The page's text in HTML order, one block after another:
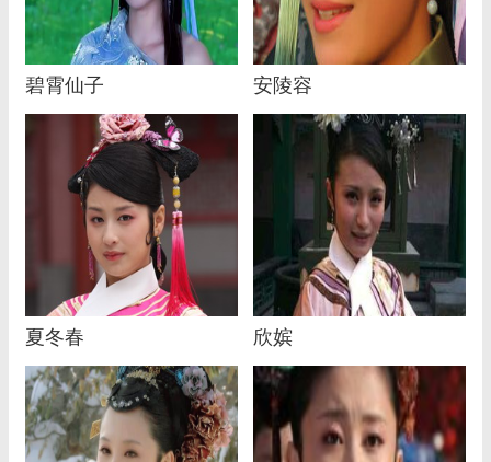
碧霄仙子 安陵容
夏冬春 欣嫔